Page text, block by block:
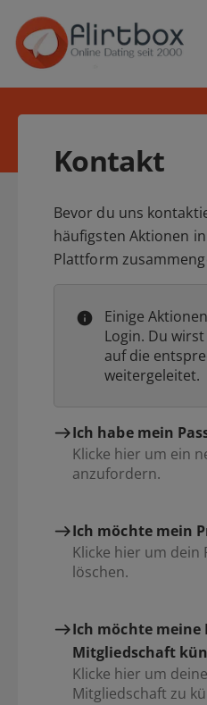
Kontakt
Bevor du uns
häufigsten Aktionen
Plattform
Einige
Login. Du
auf die
weitergeleitet.
Ich habe mein
Klicke hier um ein
anzufordern.
Ich möchte mein
Klicke hier um dein
löschen.
Ich möchte meine
Mitgliedschaft
Klicke hier um
Mitgliedschaft zu